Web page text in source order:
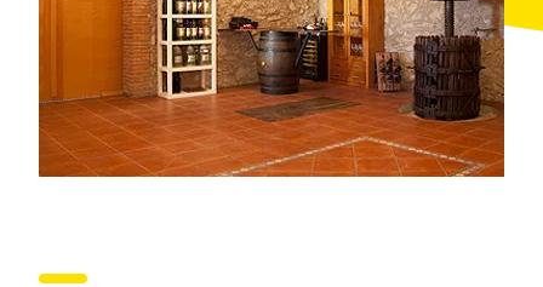
Les portes de les Bodegues Visendra sempre estan
obertes ales visites(reservades amb quinze dies
d'antelació) i ofereixen dues modalitats a triar: o bé,
un paquet que inclou visita al celler i tast, visita
guiada al monestir de Santes Creusi undinaren un
dels restaurants de la zona adaptat a les preferències
de cadascú, o bé una visita guiada al celler i a les